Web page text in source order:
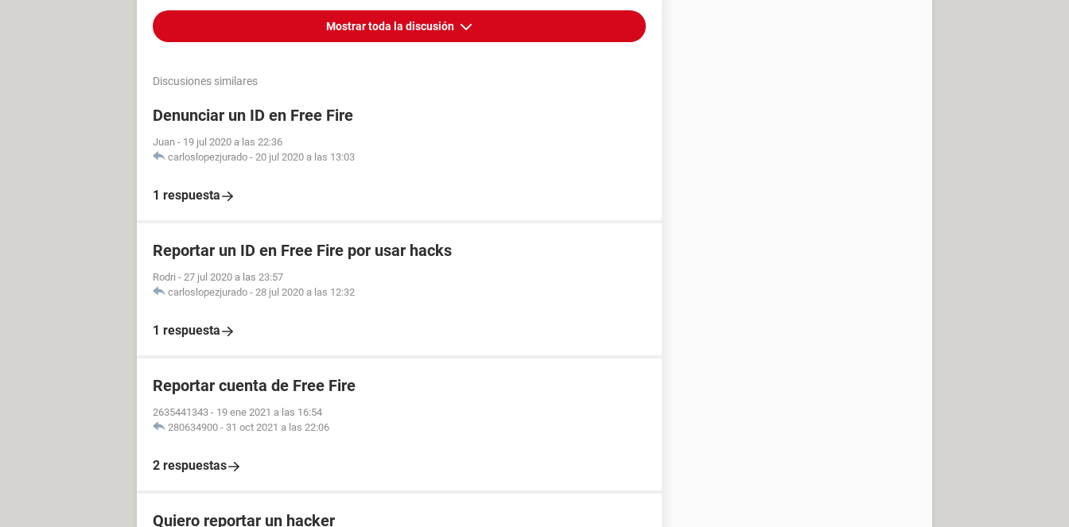
Mostrar toda la discusión
Discusiones similares
Denunciar un ID en Free Fire
Juan - 19 jul 2020 a las 22:36
carloslopezjurado - 20 jul 2020 a las 13:03
1 respuesta
Reportar un ID en Free Fire por usar hacks
Rodri - 27 jul 2020 a las 23:57
carloslopezjurado - 28 jul 2020 a las 12:32
1 respuesta
Reportar cuenta de Free Fire
2635441343 - 19 ene 2021 a las 16:54
280634900 - 31 oct 2021 a las 22:06
2 respuestas
Quiero reportar un hacker